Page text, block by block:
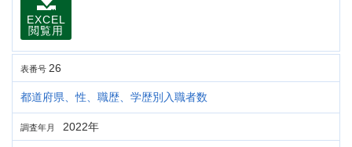
EXCEL
閲覧用
表番号 26
都道府県、性、職歴、学歴別入職者数
調査年月 2022年